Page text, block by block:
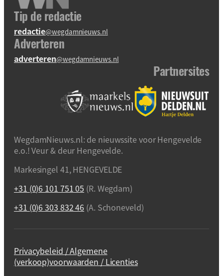
Tip de redactie
redactie@wegdamnieuws.nl
Adverteren
adverteren@wegdamnieuws.nl
Partnersites
WegdamNieuws.nl: de nieuwssite voor Hengevelde
e.o.! Veur & deur Hengevelde.
Markesingel 41, HENGEVELDE
+31 (0)6 101 751 05 (R. Wegdam)
+31 (0)6 303 832 46 (A. Schoneveld)
Privacybeleid / Algemene
(verkoop)voorwaarden / Licenties